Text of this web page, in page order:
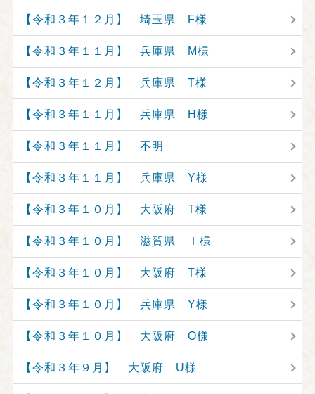
【令和３年１２月】 埼玉県 F様
【令和３年１１月】 兵庫県 M様
【令和３年１２月】 兵庫県 T様
【令和３年１１月】 兵庫県 H様
【令和３年１１月】 不明
【令和３年１１月】 兵庫県 Y様
【令和３年１０月】 大阪府 T様
【令和３年１０月】 滋賀県 Ｉ様
【令和３年１０月】 大阪府 T様
【令和３年１０月】 兵庫県 Y様
【令和３年１０月】 大阪府 O様
【令和３年９月】 大阪府 U様